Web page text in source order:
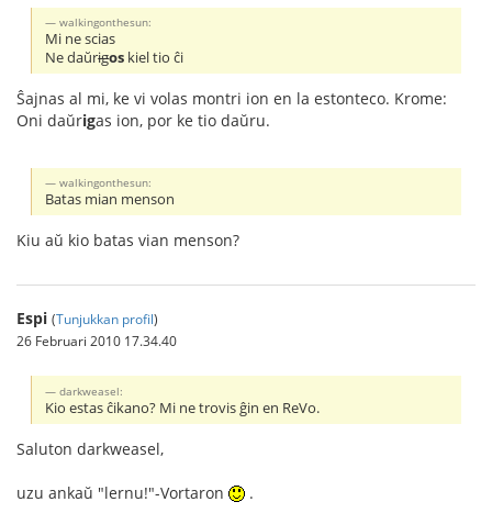
walkingonthesun:
Mi ne scias
Ne daŭrigos kiel tio ĉi
Ŝajnas al mi, ke vi volas montri ion en la estonteco. Krome:
Oni daŭrigas ion, por ke tio daŭru.
walkingonthesun:
Batas mian menson
Kiu aŭ kio batas vian menson?
Espi (Tunjukkan profil)
26 Februari 2010 17.34.40
darkweasel:
Kio estas ĉikano? Mi ne trovis ĝin en ReVo.
Saluton darkweasel,
uzu ankaŭ "lernu!"-Vortaron .